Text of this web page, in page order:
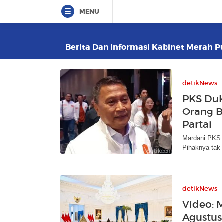
MENU
Berita Dan Informasi Kabinet Merah
detikNews
PKS
Orang
Partai
Mardani
Pihaknya
detikNews
Video: